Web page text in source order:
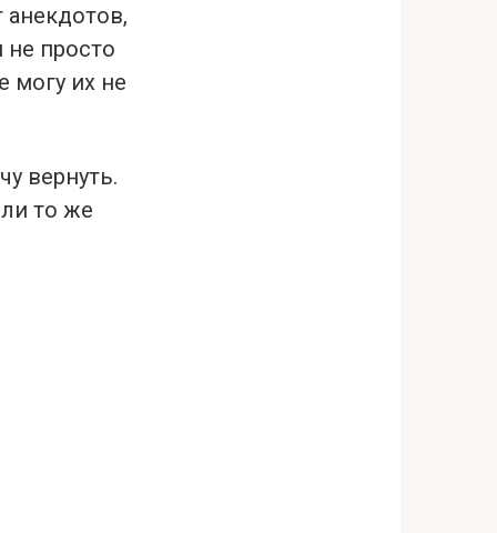
анекдотов,
просто
их не
вернуть.
то же